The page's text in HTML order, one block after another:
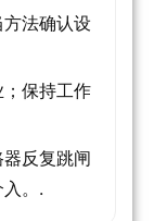
法确认设
保持工作
反复跳闸
。.